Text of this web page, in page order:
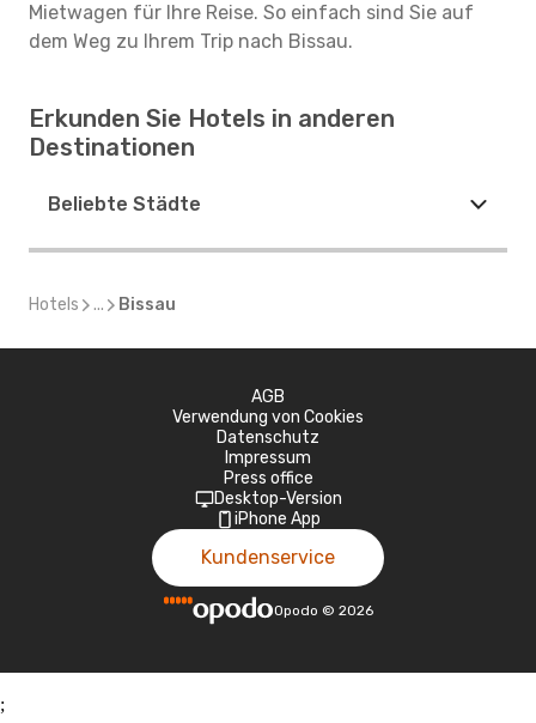
Mietwagen für Ihre Reise. So einfach sind Sie auf
dem Weg zu Ihrem Trip nach Bissau.
Erkunden Sie Hotels in anderen
Destinationen
Beliebte Städte
Hotels ... Bissau
AGB
Verwendung von Cookies
Datenschutz
Impressum
Press office
Desktop-Version
iPhone App
Kundenservice
Opodo © 2026
;